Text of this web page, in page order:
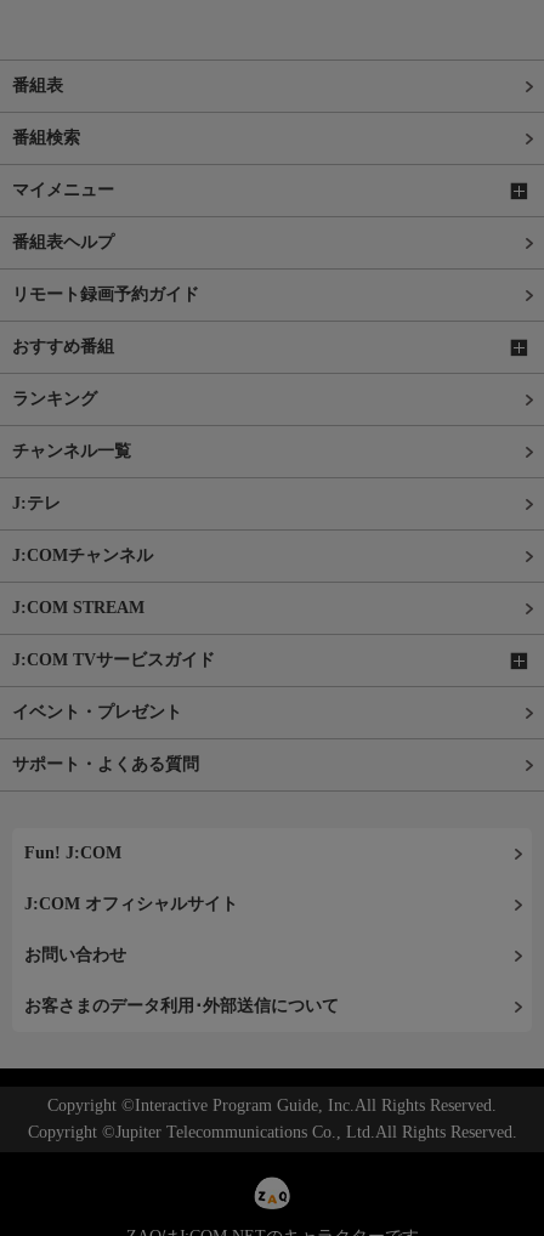
番組表
番組検索
マイメニュー
番組表ヘルプ
リモート録画予約ガイド
おすすめ番組
ランキング
チャンネル一覧
J:テレ
J:COMチャンネル
J:COM STREAM
J:COM TVサービスガイド
イベント・プレゼント
サポート・よくある質問
Fun! J:COM
J:COM オフィシャルサイト
お問い合わせ
お客さまのデータ利用･外部送信について
Copyright ©Interactive Program Guide, Inc.All Rights Reserved.
Copyright ©Jupiter Telecommunications Co., Ltd.All Rights Reserved.